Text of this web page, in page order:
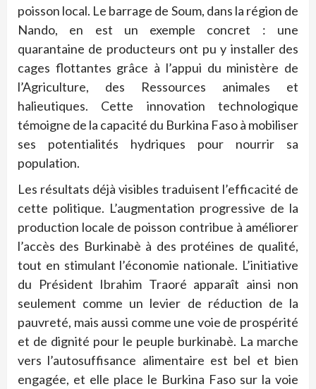
poisson local. Le barrage de Soum, dans la région de
Nando, en est un exemple concret : une
quarantaine de producteurs ont pu y installer des
cages flottantes grâce à l’appui du ministère de
l’Agriculture, des Ressources animales et
halieutiques. Cette innovation technologique
témoigne de la capacité du Burkina Faso à mobiliser
ses potentialités hydriques pour nourrir sa
population.
Les résultats déjà visibles traduisent l’efficacité de
cette politique. L’augmentation progressive de la
production locale de poisson contribue à améliorer
l’accès des Burkinabè à des protéines de qualité,
tout en stimulant l’économie nationale. L’initiative
du Président Ibrahim Traoré apparaît ainsi non
seulement comme un levier de réduction de la
pauvreté, mais aussi comme une voie de prospérité
et de dignité pour le peuple burkinabè. La marche
vers l’autosuffisance alimentaire est bel et bien
engagée, et elle place le Burkina Faso sur la voie